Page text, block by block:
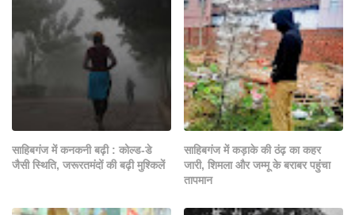
साहिबगंज में कनकनी बढ़ी : कोल्ड-डे
जैसी स्थिति, जरूरतमंदों की बढ़ी मुश्किलें
साहिबगंज में कड़ाके की ठंढ़ का कहर
जारी, शिमला और जम्मू के बराबर पहुंचा
तापमान